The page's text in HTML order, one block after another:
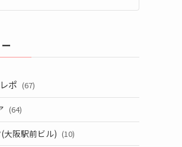
ポ (67)
(64)
大阪駅前ビル) (10)